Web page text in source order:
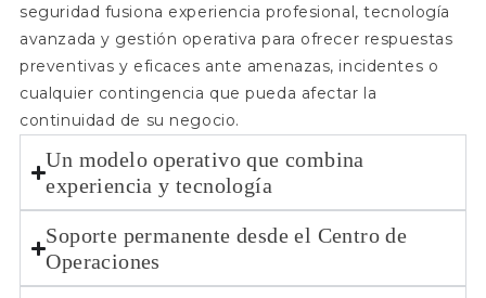
seguridad fusiona experiencia profesional, tecnología
avanzada y gestión operativa para ofrecer respuestas
preventivas y eficaces ante amenazas, incidentes o
cualquier contingencia que pueda afectar la
continuidad de su negocio.
Un modelo operativo que combina
experiencia y tecnología
Soporte permanente desde el Centro de
Operaciones